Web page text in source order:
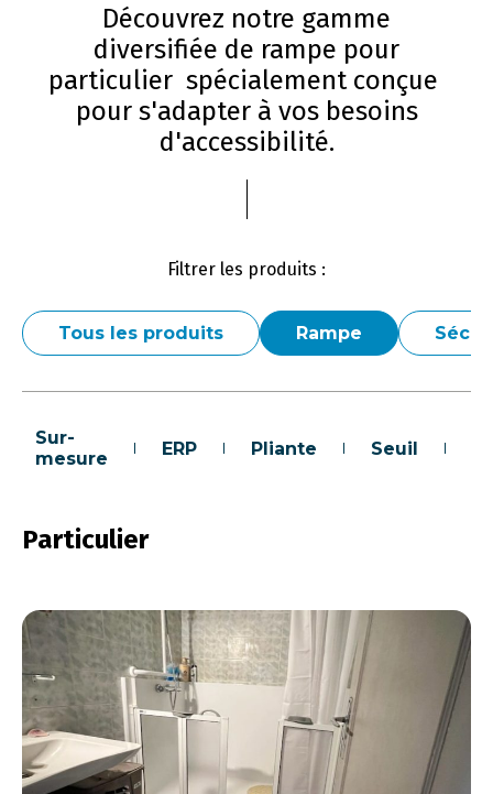
Découvrez notre gamme
diversifiée de rampe pour
particulier spécialement conçue
pour s'adapter à vos besoins
d'accessibilité.
Filtrer les produits :
Tous les produits Rampe
Sur-
mesure
ERP Pliante Seuil
Particulier